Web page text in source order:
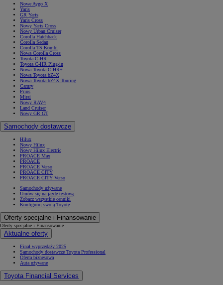
Nowe Aygo X
Yaris
GR Yaris
Yaris Cross
Nowy Yaris Cross
Nowy Urban Cruiser
Corolla Hatchback
Corolla Sedan
Corolla TS Kombi
Nowa Corolla Cross
Toyota C-HR
Toyota C-HR Plug-in
Nowa Toyota C-HR+
Nowa Toyota bZ4X
Nowa Toyota bZ4X Touring
Camry
Prius
Mirai
Nowy RAV4
Land Cruiser
Nowy GR GT
Samochody dostawcze
Hilux
Nowy Hilux
Nowy Hilux Electric
PROACE Max
PROACE
PROACE Verso
PROACE CITY
PROACE CITY Verso
Samochody używane
Umów się na jazdę testową
Zobacz wszystkie cenniki
Konfiguruj swoją Toyotę
Oferty specjalne i Finansowanie
Oferty specjalne i Finansowanie
Aktualne oferty
Finał wyprzedaży 2025
Samochody dostawcze Toyota Professional
Oferta biznesowa
Auta używane
Toyota Financial Services